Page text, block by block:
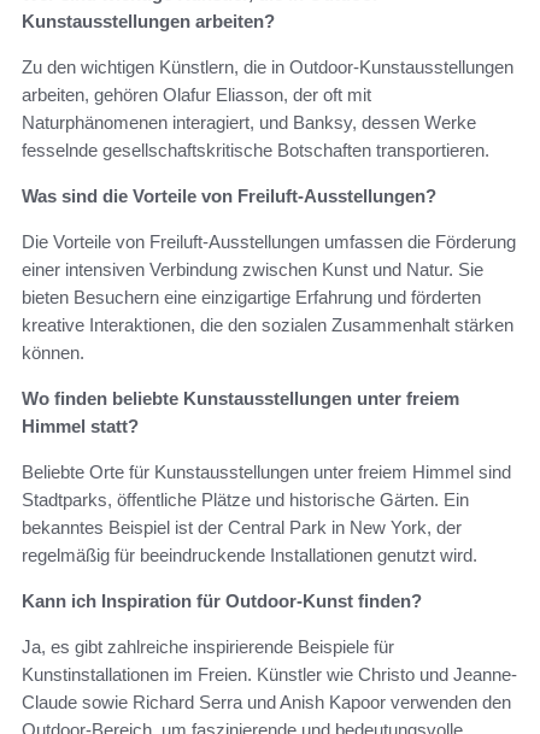
Kunstausstellungen arbeiten?
Zu den wichtigen Künstlern, die in Outdoor-Kunstausstellungen
arbeiten, gehören Olafur Eliasson, der oft mit
Naturphänomenen interagiert, und Banksy, dessen Werke
fesselnde gesellschaftskritische Botschaften transportieren.
Was sind die Vorteile von Freiluft-Ausstellungen?
Die Vorteile von Freiluft-Ausstellungen umfassen die Förderung
einer intensiven Verbindung zwischen Kunst und Natur. Sie
bieten Besuchern eine einzigartige Erfahrung und förderten
kreative Interaktionen, die den sozialen Zusammenhalt stärken
können.
Wo finden beliebte Kunstausstellungen unter freiem
Himmel statt?
Beliebte Orte für Kunstausstellungen unter freiem Himmel sind
Stadtparks, öffentliche Plätze und historische Gärten. Ein
bekanntes Beispiel ist der Central Park in New York, der
regelmäßig für beeindruckende Installationen genutzt wird.
Kann ich Inspiration für Outdoor-Kunst finden?
Ja, es gibt zahlreiche inspirierende Beispiele für
Kunstinstallationen im Freien. Künstler wie Christo und Jeanne-
Claude sowie Richard Serra und Anish Kapoor verwenden den